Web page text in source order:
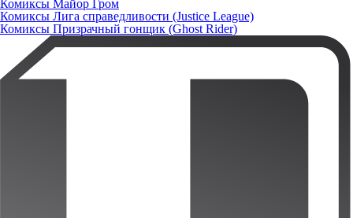
Комиксы Майор Гром
Комиксы Лига справедливости (Justice League)
Комиксы Призрачный гонщик (Ghost Rider)